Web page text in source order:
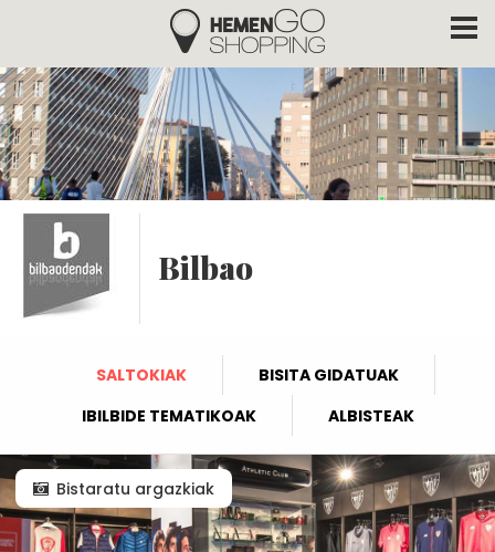
Skip to main content
Hemengo Shopping
Bilbao
SALTOKIAK
BISITA GIDATUAK
IBILBIDE TEMATIKOAK
ALBISTEAK
Bistaratu argazkiak